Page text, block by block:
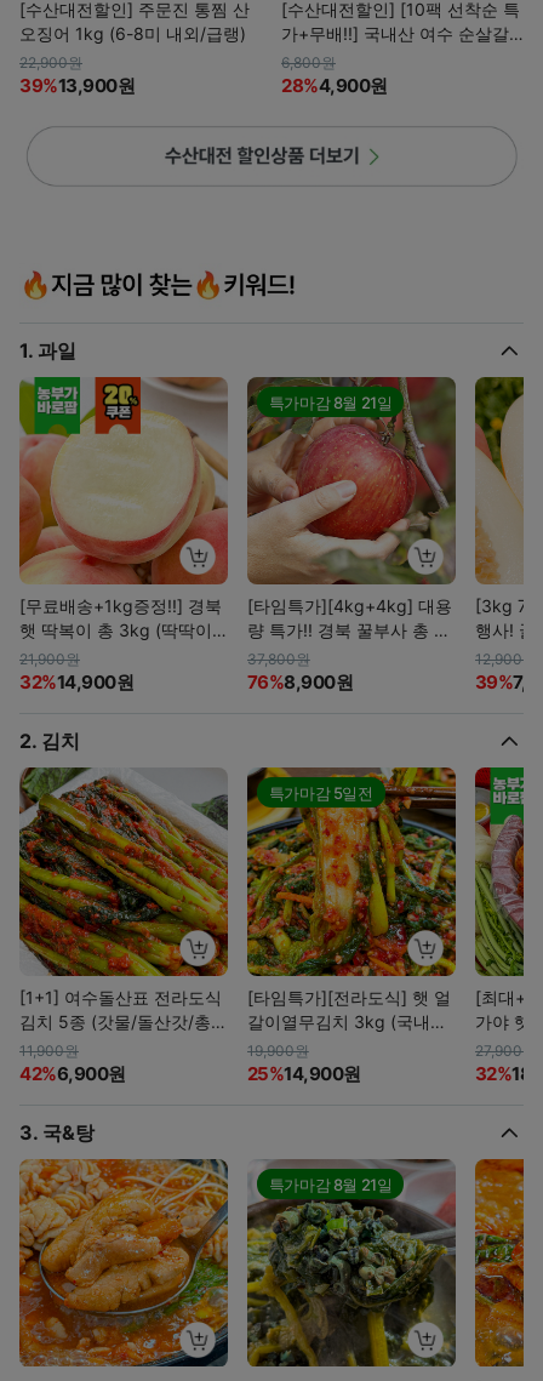
[수산대전할인] 주문진 통찜 산
오징어 1kg (6-8미 내외/급랭)
22,900원
39%13,900원
[수산대전할인] [10팩 선착순 특
가+무배!!] 국내산 여수 순살갈
치
6,800원
28%4,900원
1. 과일
[무료배송+1kg증정!!] 경북
햇 딱복이 총 3kg (딱딱이
백도복숭아)
21,900원
32%14,900원
특가마감8월 21일
[타임특가][4kg+4kg] 대용
량 특가!! 경북 꿀부사 총 8k
g (못난이/정품)
37,800원
76%8,900원
[3kg
행사! 꿀
외!
12,900원
39%
2. 김치
[1+1] 여수돌산표 전라도식
김치 5종 (갓물/돌산갓/총
각/열무/쪽파)
11,900원
42%6,900원
특가마감 5일전
[타임특가][전라도식] 햇 얼
갈이열무김치 3kg (국내산
열무, 얼갈이 100%)
19,900원
25%14,900원
[최대
가야 햇
27,900원
32%
3. 국&탕
특가마감8월 21일